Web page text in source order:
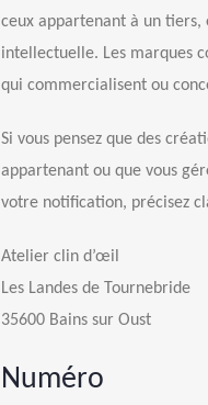
ceux appartenant à un
intellectuelle. Les marques
qui commercialisent ou
Si vous pensez que des
appartenant ou que vous
votre notification, précisez
Atelier clin d’œil
Les Landes de Tournebride
35600 Bains sur Oust
Numéro